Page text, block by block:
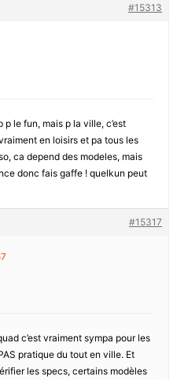
#15313
p le fun, mais p la ville, c’est
en loisirs et pa tous les
ca depend des modeles, mais
donc fais gaffe ! quelkun peut
#15317
c’est vraiment sympa pour les
pratique du tout en ville. Et
les specs, certains modèles